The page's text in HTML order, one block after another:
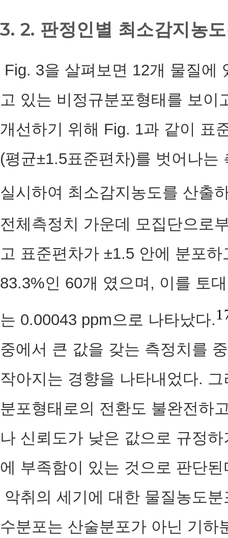
3. 2. 판정인별 최소감지농
Fig. 3을 살펴보면 12개 물질에
고 있는 비정규분포형태를 보
개선하기 위해 Fig. 1과 같이 표
(평균±1.5표준편차)를 벗어나
실시하여 최소감지농도를 산출
전체측정치 가운데 모집단으로
고 표준편차가 ±1.5 안에 분포
83.3%인 60개 였으며, 이를 토
는 0.00043 ppm으로 나타났다.
중에서 큰 값을 갖는 측정치를
작아지는 경향을 나타내었다.
분포형태로의 전환도 불완전하
나 신뢰도가 낮은 값으로 규정
에 부족함이 있는 것으로 판단된
악취의 세기에 대한 물질농도
수분포는 산술분포가 아닌 기하